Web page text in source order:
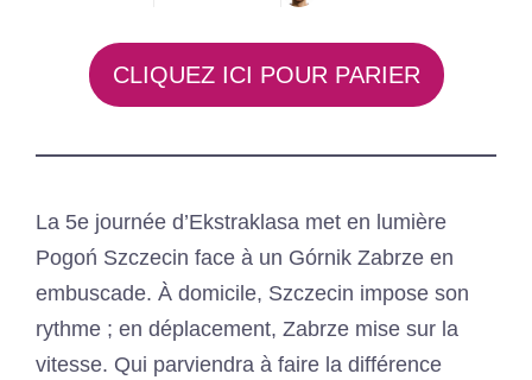
CLIQUEZ ICI POUR PARIER
La 5e journée d’Ekstraklasa met en lumière
Pogoń Szczecin face à un Górnik Zabrze en
embuscade. À domicile, Szczecin impose son
rythme ; en déplacement, Zabrze mise sur la
vitesse. Qui parviendra à faire la différence